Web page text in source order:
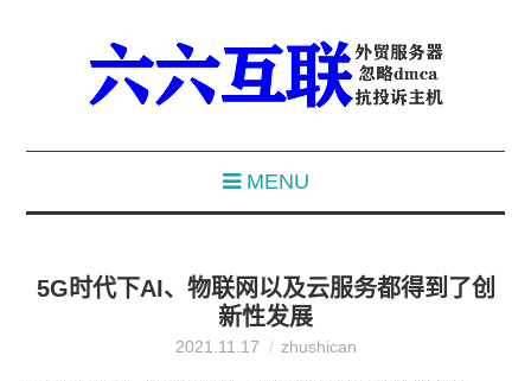
MENU
5G时代下AI、物联网以及云服务都得到了创
新性发展
2021.11.17 zhushican